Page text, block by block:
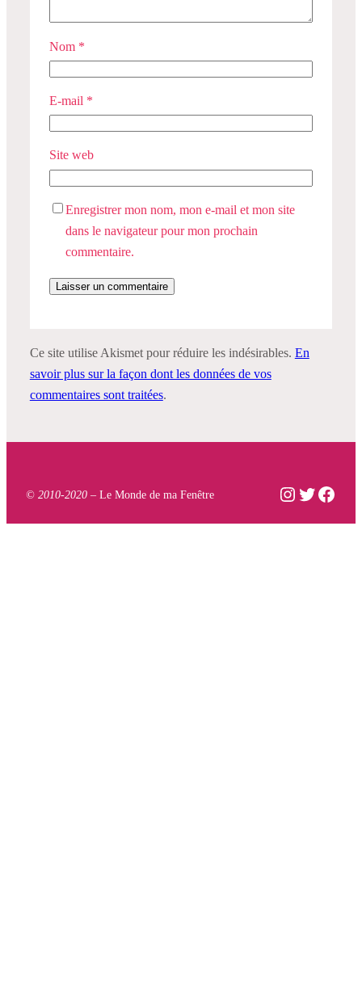
Nom *
E-mail *
Site web
Enregistrer mon nom, mon e-mail et mon site
dans le navigateur pour mon prochain
commentaire.
Ce site utilise Akismet pour réduire les indésirables. En
savoir plus sur la façon dont les données de vos
commentaires sont traitées.
© 2010-2020 – Le Monde de ma Fenêtre Instagram
Twitter